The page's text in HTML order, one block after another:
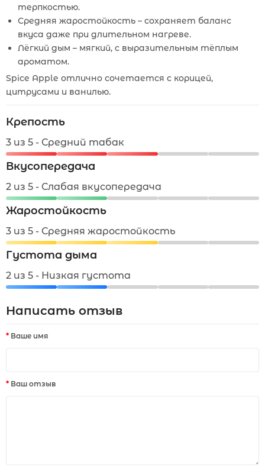
терпкостью.
Средняя жаростойкость – сохраняет баланс
вкуса даже при длительном нагреве.
Лёгкий дым – мягкий, с выразительным тёплым
ароматом.
Spice Apple отлично сочетается с корицей,
цитрусами и ванилью.
Крепость
3 из 5 - Средний табак
Вкусопередача
2 из 5 - Слабая вкусопередача
Жаростойкость
3 из 5 - Средняя жаростойкость
Густота дыма
2 из 5 - Низкая густота
Написать отзыв
Ваше имя
Ваш отзыв